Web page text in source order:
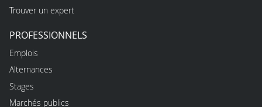
Trouver un expert
PROFESSIONNELS
Emplois
Alternances
Stages
Marchés publics